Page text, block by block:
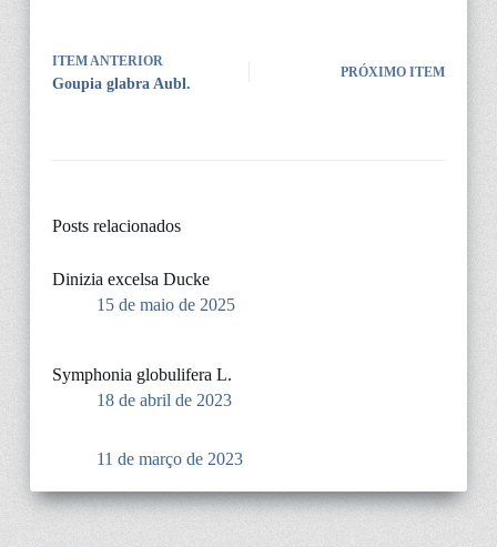
ITEM ANTERIOR
Goupia glabra Aubl.
PRÓXIMO ITEM
Posts relacionados
Dinizia excelsa Ducke
15 de maio de 2025
Symphonia globulifera L.
18 de abril de 2023
11 de março de 2023